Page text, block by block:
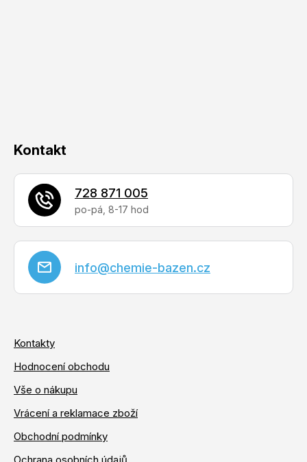
Kontakt
info@chemie-bazen.cz
728 871 005
Kontakty
Hodnocení obchodu
Vše o nákupu
Vrácení a reklamace zboží
Obchodní podmínky